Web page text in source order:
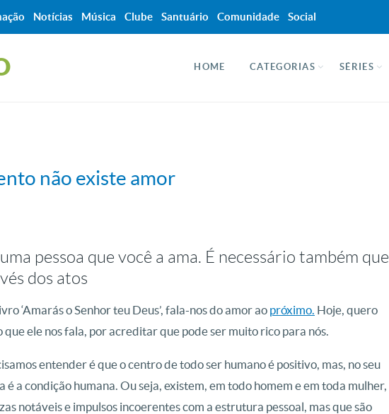
HOME CATEGORIAS SÉRIES
não existe amor
pessoa que você a ama. É necessário também que
dos atos
‘Amarás o Senhor teu Deus’, fala-nos do amor ao próximo. Hoje, quero
ele nos fala, por acreditar que pode ser muito rico para nós.
entender é que o centro de todo ser humano é positivo, mas, no seu
é a condição humana. Ou seja, existem, em todo homem e em toda mulher,
notáveis e impulsos incoerentes com a estrutura pessoal, mas que são
Notícias Música Clube Santuário Comunidade Social